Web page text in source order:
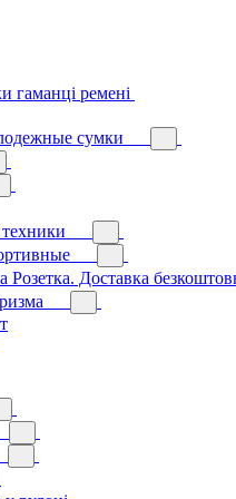
гаманці ремені
сумки
Розетка. Доставка